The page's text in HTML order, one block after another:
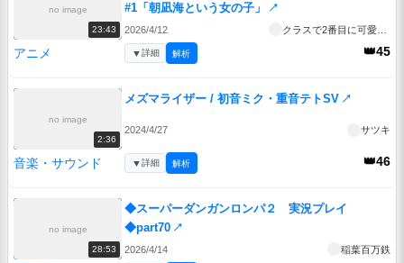
no image
23:43
#1「朝凪海という女の子」
↗
2026/4/12
アニメ 👑45
▼詳細 解析
no image
2:36
メズマライザー / 初音ミク・重音テトSV ↗
2024/4/27 サツキ
音楽・サウンド 👑46
▼詳細 解析
no image
28:53
◆スーパーダンガンロンパ２ 実況プレイ
◆part70 ↗
2026/4/14 稲葉百万鉄